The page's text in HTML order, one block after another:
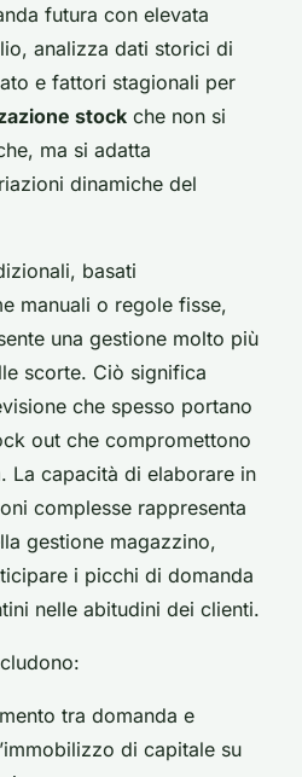
futura con elevata
analizza dati storici di
e fattori stagionali per
stock che non si
ma si adatta
dinamiche del
basati
manuali o regole fisse,
una gestione molto più
scorte. Ciò significa
che spesso portano
out che compromettono
La capacità di elaborare in
complesse rappresenta
gestione magazzino,
i picchi di domanda
nelle abitudini dei clienti.
tra domanda e
di capitale su